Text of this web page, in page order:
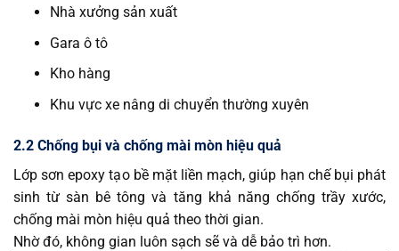
Nhà xưởng sản xuất
Gara ô tô
Kho hàng
Khu vực xe nâng di chuyển thường xuyên
2.2 Chống bụi và chống mài mòn hiệu quả
Lớp sơn epoxy tạo bề mặt liền mạch, giúp hạn chế bụi phát
sinh từ sàn bê tông và tăng khả năng chống trầy xước,
chống mài mòn hiệu quả theo thời gian.
Nhờ đó, không gian luôn sạch sẽ và dễ bảo trì hơn.